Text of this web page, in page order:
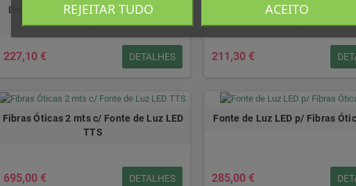
Espelho Circular Infinito Ø50 cm com
Iluminação TTS
227,10 € DETALHES
Espelho Retangular
Iluminação TTS
211,30 €
Fibras Óticas 2 mts c/ Fonte de Luz LED
TTS
695,00 € DETALHES
Fonte de Luz LED p/ Fibras
285,00 €
REJEITAR TUDO ACEITO